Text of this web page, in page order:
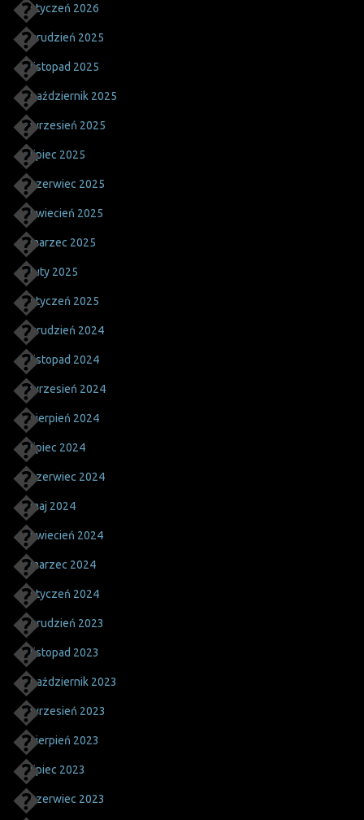
styczeń 2026
grudzień 2025
listopad 2025
październik 2025
wrzesień 2025
lipiec 2025
czerwiec 2025
kwiecień 2025
marzec 2025
luty 2025
styczeń 2025
grudzień 2024
listopad 2024
wrzesień 2024
sierpień 2024
lipiec 2024
czerwiec 2024
maj 2024
kwiecień 2024
marzec 2024
styczeń 2024
grudzień 2023
listopad 2023
październik 2023
wrzesień 2023
sierpień 2023
lipiec 2023
czerwiec 2023